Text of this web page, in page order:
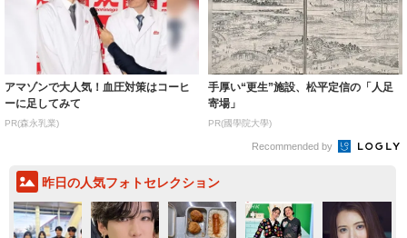
アマゾンで大人気！血圧対策はコーヒ
ーに足してみて
PR(森永乳業)
手厚い“更生”施設、松平定信の「人足
寄場」
PR(國學院大學)
Recommended by
昨日の人気フォトセレクション